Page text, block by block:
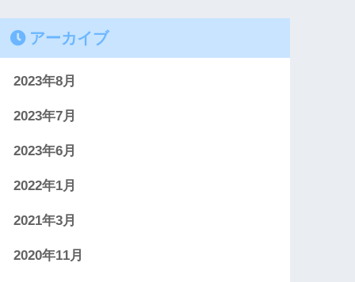
アーカイブ
2023年8月
2023年7月
2023年6月
2022年1月
2021年3月
2020年11月